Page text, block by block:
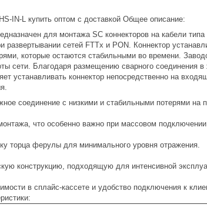
IN-L купить оптом с доставкой Общее описание:
для монтажа SC коннекторов на кабели
развертывании сетей FTTx и PON. Коннектор
которые остаются стабильными во времени.
сети. Благодаря размещению сварного соединения в
устанавливать коннектор непосредственно на
соединение с низкими и стабильными потерями на
что особенно важно при массовом подключении
торца ферулы для минимального уровня отражения.
конструкцию, подходящую для интенсивной
в сплайс-кассете и удобство подключения к